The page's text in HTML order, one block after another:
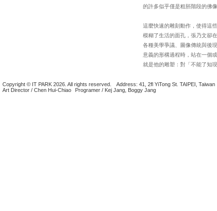
的許多似乎僅是粗胚階段的佛
這麼快速的雕刻動作，使得這
模糊了生活的面孔，張乃文卻
各種美學爭議、圖像傳統與後
意義的形構過程時，站在一個
就是他的雕塑：對「不能了知
Copyright © IT PARK 2026. All rights reserved.
Address: 41, 2fl YiTong St. TAIPEI, Taiwan
Art Director / Chen Hui-Chiao
Programer / Kej Jang, Boggy Jang